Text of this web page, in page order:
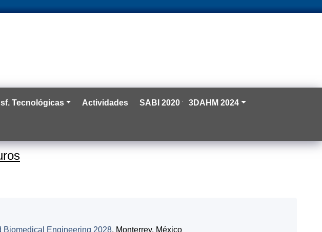
Tecnológicas Actividades SABI 2020 3DAHM 2024
Biomedical Engineering 2028, Monterrey, México